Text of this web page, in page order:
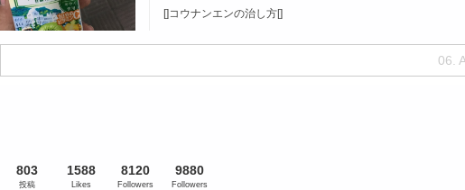
[]コウナンエンの治し方[]
06.
803
投稿
1588
Likes
8120
Followers
9880
Followers